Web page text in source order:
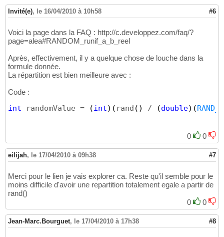
Invité(e), le 16/04/2010 à 10h58 #6
Voici la page dans la FAQ : http://c.developpez.com/faq/?
page=alea#RANDOM_runif_a_b_reel
Après, effectivement, il y a quelque chose de louche dans la
formule donnée.
La répartition est bien meilleure avec :
Code :
int randomValue = (int) ( rand ( ) / (double) (
0 0
eilijah, le 17/04/2010 à 09h38 #7
Merci pour le lien je vais explorer ca. Reste qu'il semble pour le
moins difficile d'avoir une repartition totalement egale a partir de
rand()
0
0
Jean-Marc.Bourguet, le 17/04/2010 à 17h38 #8